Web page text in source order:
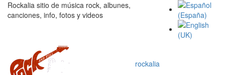
Rockalia sitio de música rock, albunes,
canciones, info, fotos y videos
rockalia